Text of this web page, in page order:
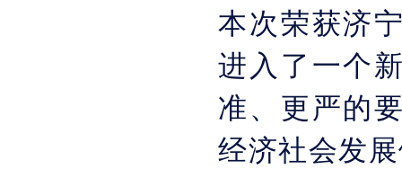
本次荣获济
进入了一个
准、更严的
经济社会发